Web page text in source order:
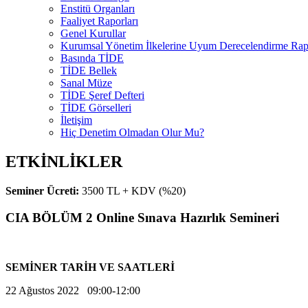
Enstitü Organları
Faaliyet Raporları
Genel Kurullar
Kurumsal Yönetim İlkelerine Uyum Derecelendirme
Basında TİDE
TİDE Bellek
Sanal Müze
TİDE Şeref Defteri
TİDE Görselleri
İletişim
Hiç Denetim Olmadan Olur Mu?
ETKİNLİKLER
Seminer Ücreti: 3500 TL + KDV (%20)
CIA BÖLÜM 2 Online Sınava Hazırlık Semineri
SEMİNER TARİH VE SAATLERİ
22 Ağustos 2022 09:00-12:00